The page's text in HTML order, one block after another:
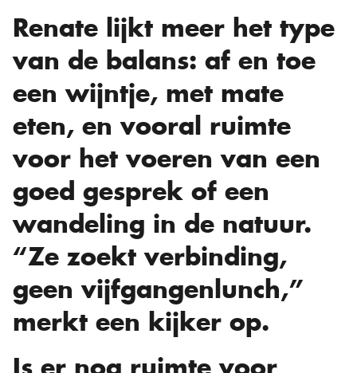
Renate lijkt meer het type
van de balans: af en toe
een wijntje, met mate
eten, en vooral ruimte
voor het voeren van een
goed gesprek of een
wandeling in de natuur.
“Ze zoekt verbinding,
geen vijfgangenlunch,”
merkt een kijker op.